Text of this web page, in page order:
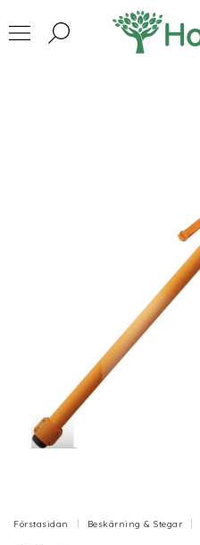
Förstasidan Beskärning & Stegar